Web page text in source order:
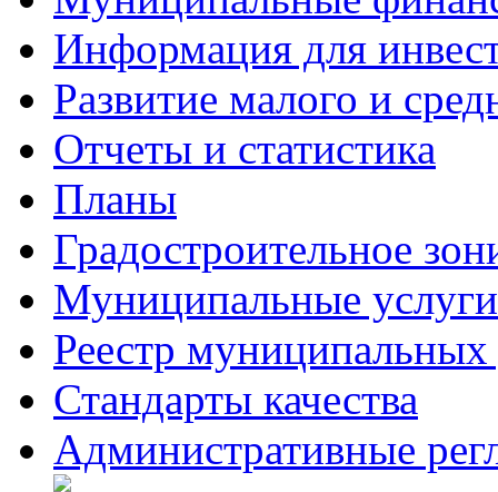
Информация для
Развитие малого и
Отчеты и статистика
Планы
Градостроительное
Муниципальные услуги
Реестр муниципальных
Стандарты качества
Административные